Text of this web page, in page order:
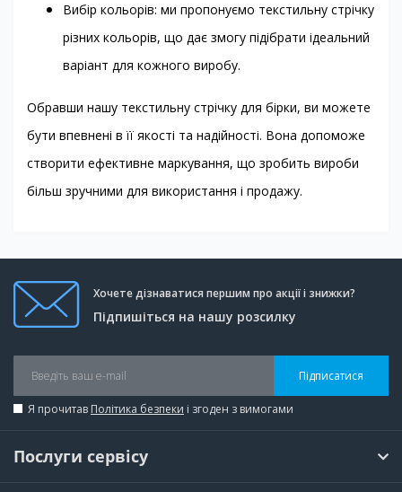
Вибір кольорів: ми пропонуємо текстильну стрічку
різних кольорів, що дає змогу підібрати ідеальний
варіант для кожного виробу.
Обравши нашу текстильну стрічку для бірки, ви можете
бути впевнені в її якості та надійності. Вона допоможе
створити ефективне маркування, що зробить вироби
більш зручними для використання і продажу.
Хочете дізнаватися першим про акції і знижки?
Підпишіться на нашу розсилку
Підписатися
Я прочитав Політика безпеки і згоден з вимогами
Послуги сервісу